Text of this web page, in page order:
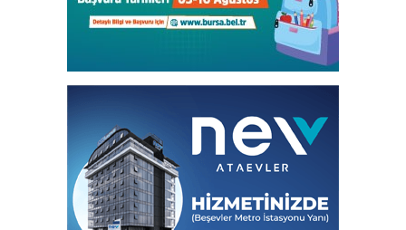
Bursa Osmangazi’nin nabzını